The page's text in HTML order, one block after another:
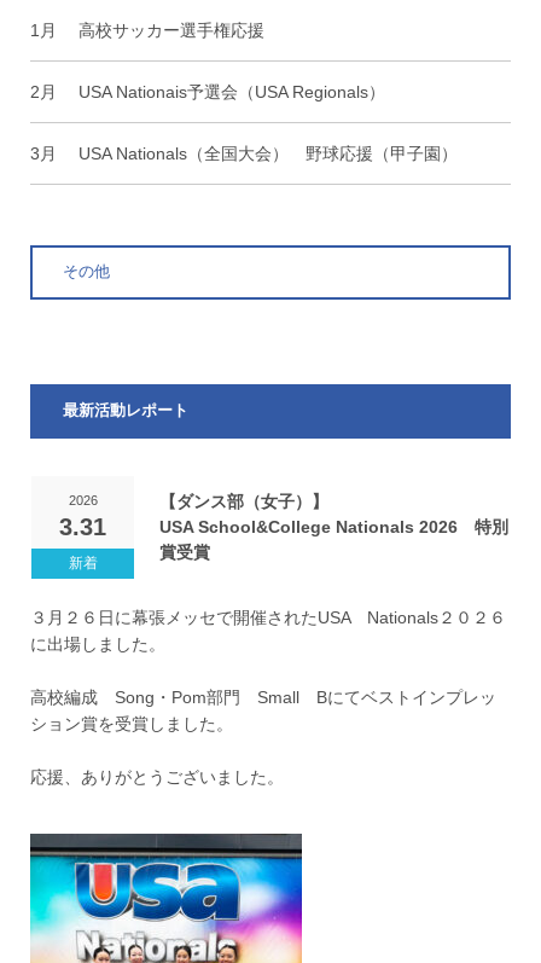
1月 高校サッカー選手権応援
2月 USA Nationais予選会（USA Regionals）
3月 USA Nationals（全国大会） 野球応援（甲子園）
その他
最新活動レポート
2026
3.31
【ダンス部（女子）】
USA School&College Nationals 2026 特別
賞受賞
３月２６日に幕張メッセで開催されたUSA Nationals２０２６
に出場しました。
高校編成 Song・Pom部門 Small Bにてベストインプレッ
ション賞を受賞しました。
応援、ありがとうございました。